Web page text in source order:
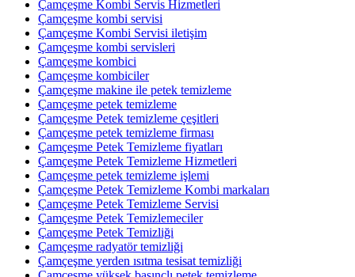
Çamçeşme Kombi Servis Hizmetleri
Çamçeşme kombi servisi
Çamçeşme Kombi Servisi iletişim
Çamçeşme kombi servisleri
Çamçeşme kombici
Çamçeşme kombiciler
Çamçeşme makine ile petek temizleme
Çamçeşme petek temizleme
Çamçeşme Petek temizleme çeşitleri
Çamçeşme petek temizleme firması
Çamçeşme Petek Temizleme fiyatları
Çamçeşme Petek Temizleme Hizmetleri
Çamçeşme petek temizleme işlemi
Çamçeşme Petek Temizleme Kombi markaları
Çamçeşme Petek Temizleme Servisi
Çamçeşme Petek Temizlemeciler
Çamçeşme Petek Temizliği
Çamçeşme radyatör temizliği
Çamçeşme yerden ısıtma tesisat temizliği